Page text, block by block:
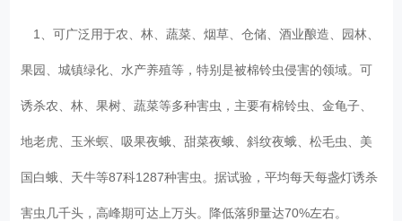
1、可广泛用于农、林、蔬菜、烟草、仓储、酒业酿造、园林、
果园、城镇绿化、水产养殖等，特别是被棉铃虫侵害的领域。可
诱杀农、林、果树、蔬菜等多种害虫，主要有棉铃虫、金龟子、
地老虎、玉米螟、吸果夜蛾、甜菜夜蛾、斜纹夜蛾、松毛虫、美
国白蛾、天牛等87科1287种害虫。据试验，平均每天每盏灯诱杀
害虫几千头，高峰期可达上万头。降低落卵量达70%左右。